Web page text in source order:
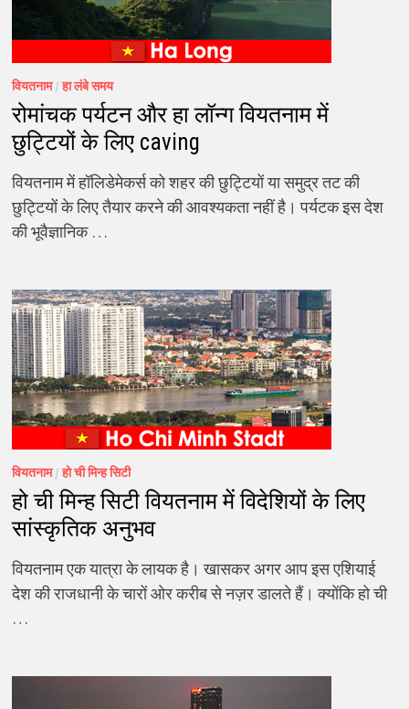
वियतनाम/हा लंबे समय
रोमांचक पर्यटन और हा लॉन्ग वियतनाम में
छुट्टियों के लिए caving
वियतनाम में हॉलिडेमेकर्स को शहर की छुट्टियों या समुद्र तट की
छुट्टियों के लिए तैयार करने की आवश्यकता नहीं है। पर्यटक इस देश
की भूवैज्ञानिक …
वियतनाम/हो ची मिन्ह सिटी
हो ची मिन्ह सिटी वियतनाम में विदेशियों के लिए
सांस्कृतिक अनुभव
वियतनाम एक यात्रा के लायक है। खासकर अगर आप इस एशियाई
देश की राजधानी के चारों ओर करीब से नज़र डालते हैं। क्योंकि हो ची
…